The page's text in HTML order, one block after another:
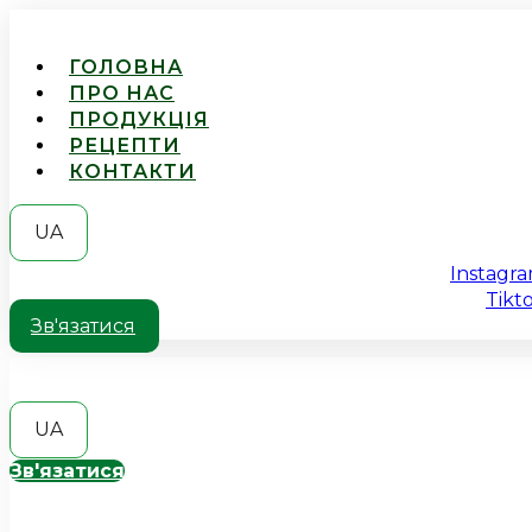
ГОЛОВНА
ПРО НАС
ПРОДУКЦІЯ
РЕЦЕПТИ
КОНТАКТИ
UA
Зв'язатися
UA
Зв'язатися